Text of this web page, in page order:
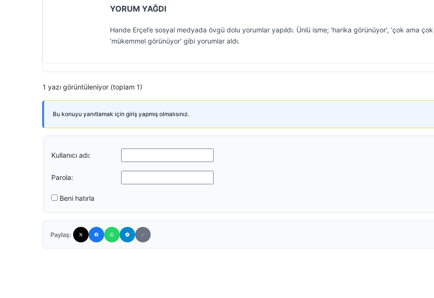
YORUM YAĞDI
Hande Erçel’e sosyal medyada övgü dolu yorumlar yapıldı. Ünlü isme; ‘harika görünüyor’, ‘çok ama çok
‘mükemmel görünüyor’ gibi yorumlar aldı.
1 yazı görüntüleniyor (toplam 1)
Bu konuyu yanıtlamak için giriş yapmış olmalısınız.
Kullanıcı adı:
Parola:
Beni hatırla
Paylaş: